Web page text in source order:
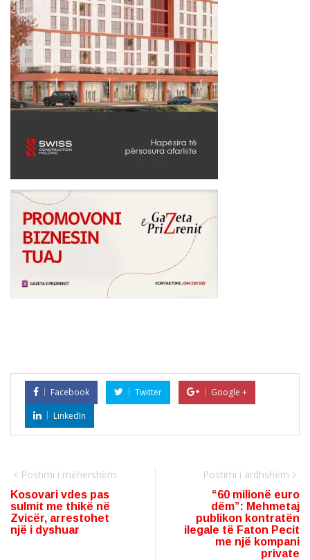
Facebook Twitter
Google +
LinkedIn
Postimi i mëhershëm
Kosovari vdes pas
sulmit me thikë në
Zvicër, arrestohet
një i dyshuar
Postimi i ardhshëm
“60 milionë euro
dëm”: Mehmetaj
publikon kontratën
ilegale të Faton Pecit
me një kompani
private